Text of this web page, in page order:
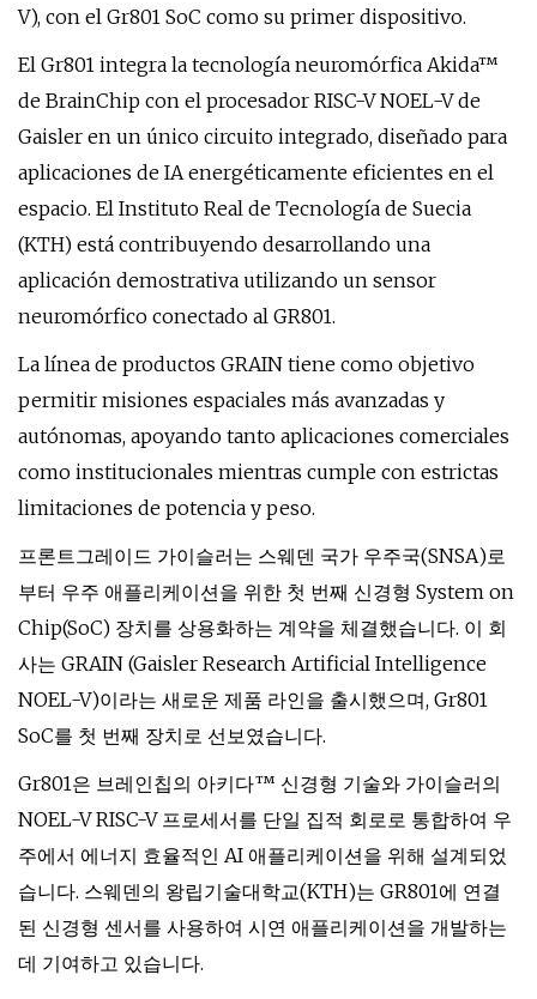
V), con el Gr801 SoC como su primer dispositivo.
El Gr801 integra la tecnología neuromórfica Akida™
de BrainChip con el procesador RISC-V NOEL-V de
Gaisler en un único circuito integrado, diseñado para
aplicaciones de IA energéticamente eficientes en el
espacio. El Instituto Real de Tecnología de Suecia
(KTH) está contribuyendo desarrollando una
aplicación demostrativa utilizando un sensor
neuromórfico conectado al GR801.
La línea de productos GRAIN tiene como objetivo
permitir misiones espaciales más avanzadas y
autónomas, apoyando tanto aplicaciones comerciales
como institucionales mientras cumple con estrictas
limitaciones de potencia y peso.
프론트그레이드 가이슬러는 스웨덴 국가 우주국(SNSA)로
부터 우주 애플리케이션을 위한 첫 번째 신경형 System on
Chip(SoC) 장치를 상용화하는 계약을 체결했습니다. 이 회
사는 GRAIN (Gaisler Research Artificial Intelligence
NOEL-V)이라는 새로운 제품 라인을 출시했으며, Gr801
SoC를 첫 번째 장치로 선보였습니다.
Gr801은 브레인칩의 아키다™ 신경형 기술와 가이슬러의
NOEL-V RISC-V 프로세서를 단일 집적 회로로 통합하여 우
주에서 에너지 효율적인 AI 애플리케이션을 위해 설계되었
습니다. 스웨덴의 왕립기술대학교(KTH)는 GR801에 연결
된 신경형 센서를 사용하여 시연 애플리케이션을 개발하는
데 기여하고 있습니다.